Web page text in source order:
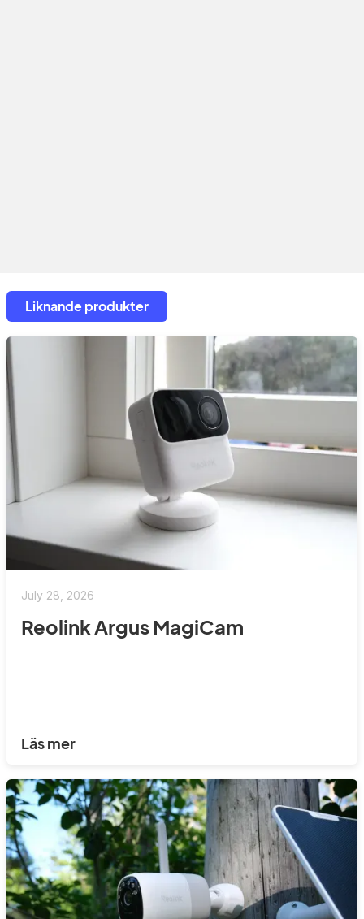
Liknande produkter
July 28, 2026
Reolink Argus MagiCam
Läs mer